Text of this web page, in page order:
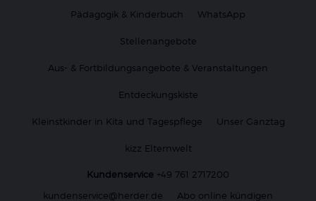
Pädagogik & Kinderbuch WhatsApp
Stellenangebote
Aus- & Fortbildungsangebote & Veranstaltungen
Entdeckungskiste
Kleinstkinder in Kita und Tagespflege Unser Ganztag
kizz Elternwelt
Kundenservice +49 761 2717200
kundenservice@herder.de
Abo online kündigen